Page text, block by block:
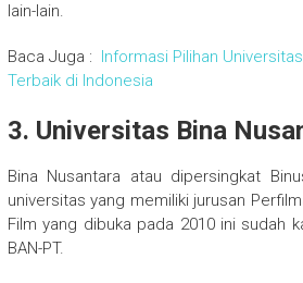
lain-lain.
Baca Juga : Informasi Pilihan
Terbaik di Indonesia
3. Universitas Bina
Bina Nusantara atau dipersingkat
universitas yang memiliki jurusan
Film yang dibuka pada 2010 ini sudah
BAN-PT.